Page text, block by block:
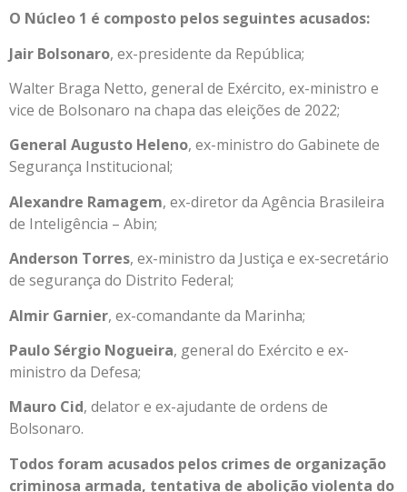
O Núcleo 1 é composto pelos seguintes acusados:
Jair Bolsonaro, ex-presidente da República;
Walter Braga Netto, general de Exército, ex-ministro e
vice de Bolsonaro na chapa das eleições de 2022;
General Augusto Heleno, ex-ministro do Gabinete de
Segurança Institucional;
Alexandre Ramagem, ex-diretor da Agência Brasileira
de Inteligência – Abin;
Anderson Torres, ex-ministro da Justiça e ex-secretário
de segurança do Distrito Federal;
Almir Garnier, ex-comandante da Marinha;
Paulo Sérgio Nogueira, general do Exército e ex-
ministro da Defesa;
Mauro Cid, delator e ex-ajudante de ordens de
Bolsonaro.
Todos foram acusados pelos crimes de organização
criminosa armada, tentativa de abolição violenta do